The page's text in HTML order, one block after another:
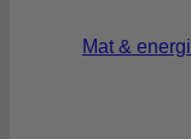
Mat & energi